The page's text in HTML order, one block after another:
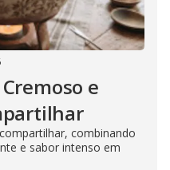
e
combinando
e sabor intenso em